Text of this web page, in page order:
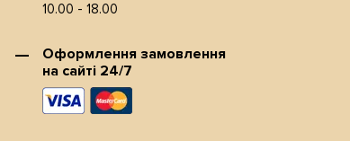
10.00 - 18.00
Оформлення замовлення
на сайтi 24/7